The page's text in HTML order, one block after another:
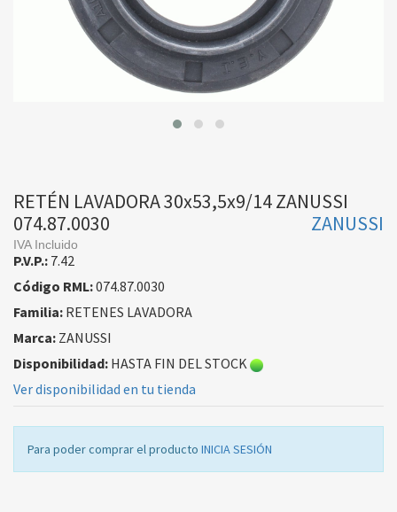
RETÉN LAVADORA 30x53,5x9/14 ZANUSSI
074.87.0030
ZANUSSI
IVA Incluido
P.V.P.: 7.42
Código RML:074.87.0030
Familia: RETENES LAVADORA
Marca: ZANUSSI
Disponibilidad: HASTA FIN DEL STOCK
Ver disponibilidad en tu tienda
Para poder comprar el producto INICIA SESIÓN